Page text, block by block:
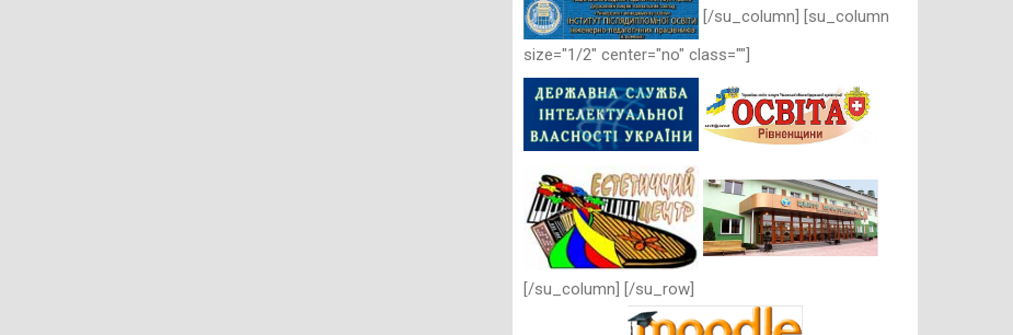
[/su_column] [su_column
size="1/2" center="no" class=""]
[/su_column] [/su_row]